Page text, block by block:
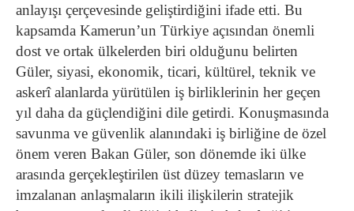
anlayışı çerçevesinde geliştirdiğini ifade etti. Bu
kapsamda Kamerun’un Türkiye açısından önemli
dost ve ortak ülkelerden biri olduğunu belirten
Güler, siyasi, ekonomik, ticari, kültürel, teknik ve
askerî alanlarda yürütülen iş birliklerinin her geçen
yıl daha da güçlendiğini dile getirdi. Konuşmasında
savunma ve güvenlik alanındaki iş birliğine de özel
önem veren Bakan Güler, son dönemde iki ülke
arasında gerçekleştirilen üst düzey temasların ve
imzalanan anlaşmaların ikili ilişkilerin stratejik